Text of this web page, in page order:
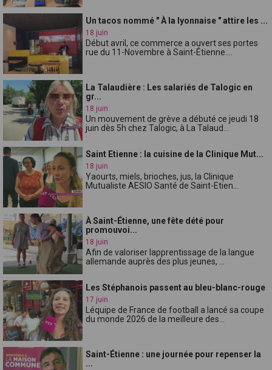
Un tacos nommé " À la lyonnaise " attire les ...
18 juin
Début avril, ce commerce a ouvert ses portes
rue du 11-Novembre à Saint-Étienne....
La Talaudière : Les salariés de Talogic en
gr...
18 juin
Un mouvement de grève a débuté ce jeudi 18
juin dès 5h chez Talogic, à La Talaud...
Saint Etienne : la cuisine de la Clinique Mut...
18 juin
Yaourts, miels, brioches, jus, la Clinique
Mutualiste AESIO Santé de Saint-Etien...
À Saint-Étienne, une fête dété pour
promouvoi...
18 juin
Afin de valoriser lapprentissage de la langue
allemande auprès des plus jeunes, ...
Les Stéphanois passent au bleu-blanc-rouge
17 juin
Léquipe de France de football a lancé sa coupe
du monde 2026 de la meilleure des...
Saint-Étienne : une journée pour repenser la
...